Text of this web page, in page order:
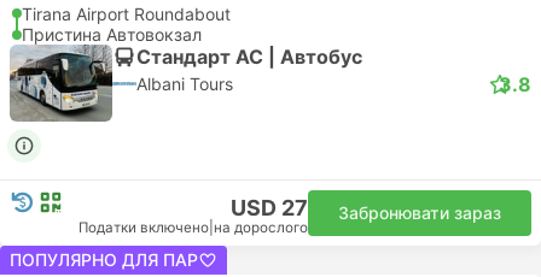
Tirana Airport Roundabout
Пристина Автовокзал
Стандарт АС | Автобус
Albani Tours 3.8
USD 27
Податки включено на дорослого
Забронювати зараз
ПОПУЛЯРНО ДЛЯ ПАР